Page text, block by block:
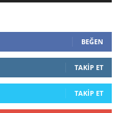
BEĞEN
TAKIP ET
TAKIP ET